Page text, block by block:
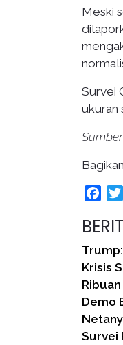
Meski
Survei
ukuran
Bagikan
Krisis
Demo
Survei